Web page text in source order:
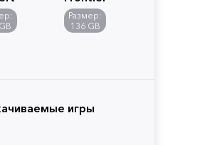
of
Pandora
Размер:
136 GB
игры